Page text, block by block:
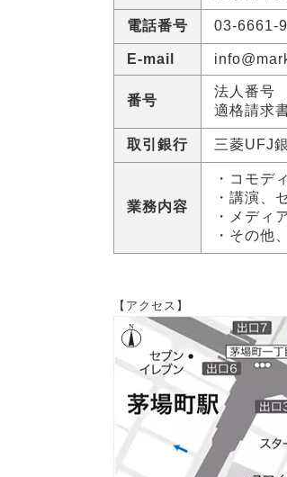
電話番号 03-6661-
E-mail
番号
法人番号
適格請求
取引銀行 三菱UFJ
業務内容
・コモデ
・講演、
・メディ
・その他
【アクセス】